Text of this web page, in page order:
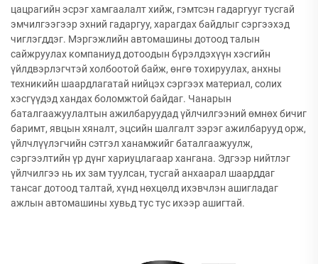
цацрагийн эсрэг хамгаалалт хийж, гэмтсэн гадаргууг тусгай
эмчилгээгээр эхний гадаргуу, харагдах байдлыг сэргээхэд
чиглэгддэг. Мэргэжлийн автомашины дотоод талын
сайжруулах компаниуд дотоодын бүрэлдэхүүн хэсгийн
үйлдвэрлэгчтэй холбоотой байж, өнгө тохируулах, анхны
техникийн шаардлагатай нийцэх сэргээх материал, солих
хэсгүүдэд хандах боломжтой байдаг. Чанарын
баталгаажуулалтын ажилбаруудад үйлчилгээний өмнөх бичиг
баримт, явцын хяналт, эцсийн шалгалт зэрэг ажилбарууд орж,
үйлчлүүлэгчийн сэтгэл ханамжийг баталгаажуулж,
сэргээлтийн үр дүнг хариуцлагаар хангана. Эдгээр нийтлэг
үйлчилгээ нь их зам туулсан, тусгай анхаарал шаарддаг
тансаг дотоод талтай, хүнд нөхцөлд ихэвчлэн ашигладаг
ажлын автомашины хувьд тус тус ихээр ашигтай.